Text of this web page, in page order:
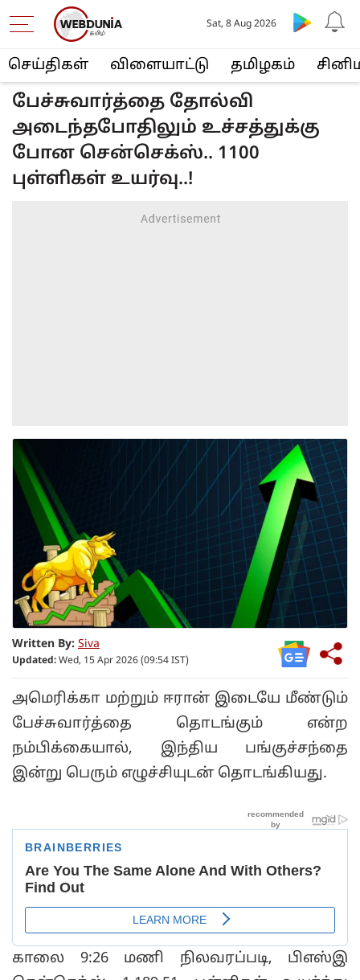
செய்திகள் விளையா‌ட்டு த‌மிழக‌ம்
Sat, 8 Aug 2026
பேச்சுவார்த்தை தோல்வி
அடைந்தபோதிலும் உச்சத்துக்கு
போன சென்செக்ஸ்.. 1100
புள்ளிகள் உயர்வு..!
Written By: Siva
Updated: Wed, 15 Apr 2026 (09:54 IST)
அமெரிக்கா மற்றும் ஈரான் இடையே மீண்டும்
பேச்சுவார்த்தை தொடங்கும் என்ற
நம்பிக்கையால், இந்திய பங்குச்சந்தை
இன்று பெரும் எழுச்சியுடன் தொடங்கியது.
காலை 9:26 மணி நிலவரப்படி, பிஎஸ்இ